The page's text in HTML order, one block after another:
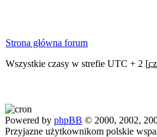
Strona główna forum
Wszystkie czasy w strefie UTC + 2 [
Powered by phpBB © 2000, 2002,
Przyjazne użytkownikom polskie